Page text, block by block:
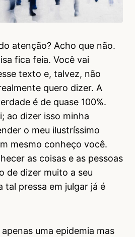
atenção? Acho que não.
fica feia. Você vai
texto e, talvez, não
quero dizer. A
é de quase 100%.
ao dizer isso minha
o meu ilustríssimo
mesmo conheço você.
as coisas e as pessoas
de dizer muito a seu
tal pressa em julgar já é
uma epidemia mas